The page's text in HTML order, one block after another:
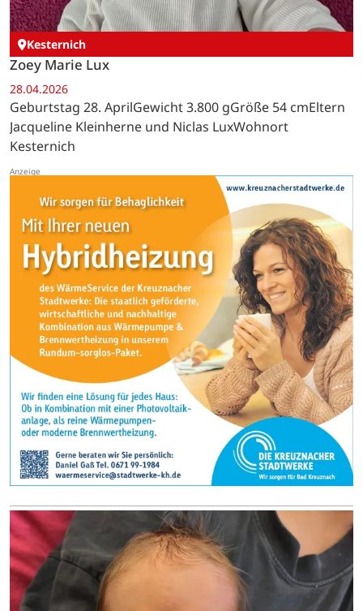
Kesternich
Zoey Marie Lux
28.04.2026
Geburtstag 28. AprilGewicht 3.800 gGröße 54 cmEltern
Jacqueline Kleinherne und Niclas LuxWohnort
Kesternich